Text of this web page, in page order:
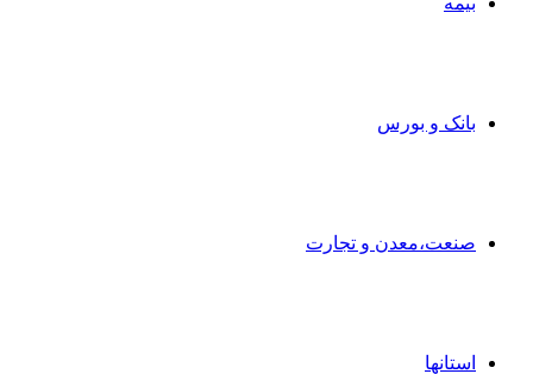
بانک و بورس
صنعت،معدن و تجارت
استانها